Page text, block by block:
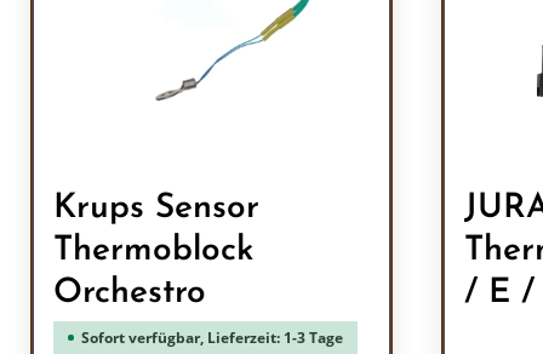
Krups Sensor
Thermoblock
Orchestro
Sofort verfügbar, Lieferzeit: 1-3 Tage
/ E /